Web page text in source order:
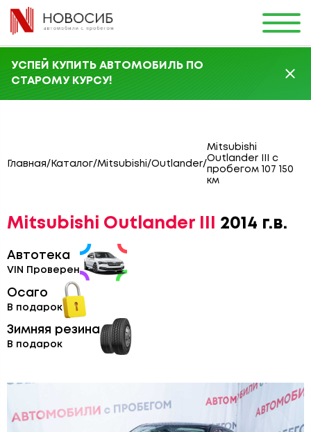
УСПЕЙ КУПИТЬ АВТОМОБИЛЬ ПО
СТАРОМУ КУРСУ!
Главная/ Каталог/Mitsubishi/Outlander/
Mitsubishi
Outlander III с
пробегом 107 150
км
Mitsubishi Outlander III 2014 г.в.
Автотека
VIN Проверен
Осаго
В подарок
Зимняя резина
В подарок